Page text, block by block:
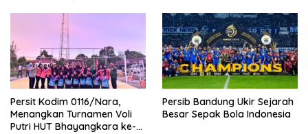
Persit Kodim 0116/Nara,
Menangkan Turnamen Voli
Putri HUT Bhayangkara ke-
Persib Bandung Ukir Sejarah
Besar Sepak Bola Indonesia